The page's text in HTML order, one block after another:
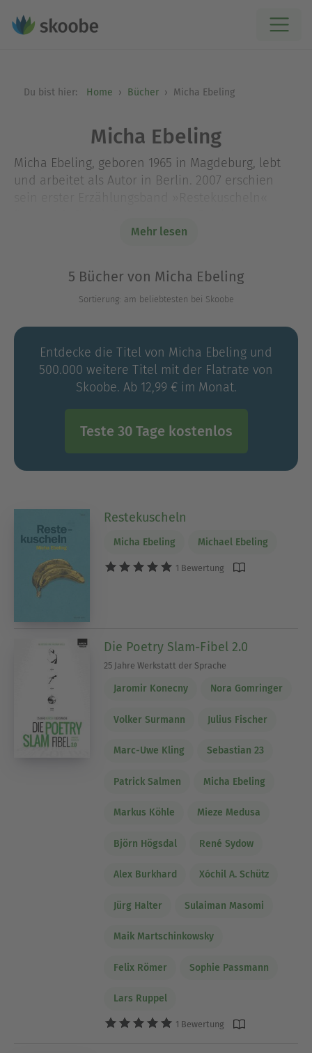
Du bist hier: Home Bücher Micha Ebeling
Micha Ebeling
Micha Ebeling, geboren 1965 in Magdeburg, lebt
und arbeitet als Autor in Berlin. 2007 erschien
Lesebühne »LSD - Liebe statt Drogen« und
deutschsprachigen Poetry-Slam-Meisterschaften
zweimal den Teamwettbewerb.
Mehr lesen
5 Bücher von Micha Ebeling
Sortierung: am beliebtesten bei Skoobe
Entdecke die Titel von Micha Ebeling und
500.000 weitere Titel mit der Flatrate von
Skoobe. Ab 12,99 € im Monat.
Teste 30 Tage kostenlos
Restekuscheln
Micha Ebeling Michael Ebeling
1 Bewertung
Die Poetry Slam-Fibel 2.0
25 Jahre Werkstatt der Sprache
Jaromir Konecny Nora Gomringer
Volker Surmann Julius Fischer
Marc-Uwe Kling Sebastian 23
Patrick Salmen Micha Ebeling
Markus Köhle Mieze Medusa
Björn Högsdal René Sydow
Alex Burkhard Xóchil A. Schütz
Jürg Halter Sulaiman Masomi
Maik Martschinkowsky
Felix Römer Sophie Passmann
Lars Ruppel
1 Bewertung